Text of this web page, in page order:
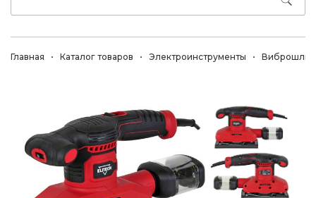
Главная Каталог товаров Электроинструменты